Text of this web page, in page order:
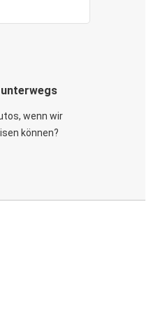
unterwegs
wenn wir
können?